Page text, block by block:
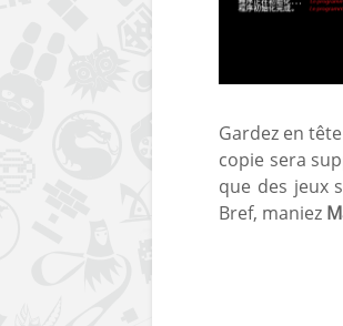
Gardez en
copie sera
que des jeux
Bref, maniez